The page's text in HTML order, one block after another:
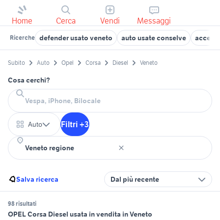
Home Cerca Vendi Messaggi
Ricerche defender usato veneto auto usate conselve
Subito Auto Opel Corsa Diesel Veneto
Cosa cerchi?
Auto Filtri +3
Salva ricerca Dal più recente
98 risultati
OPEL Corsa Diesel usata in vendita in Veneto